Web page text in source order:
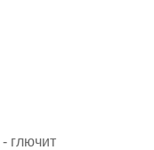
- глючит